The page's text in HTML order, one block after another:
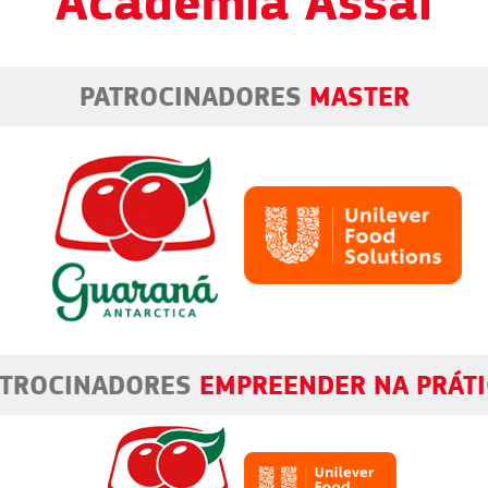
PATROCINADORES MASTER
EMPREENDER NA